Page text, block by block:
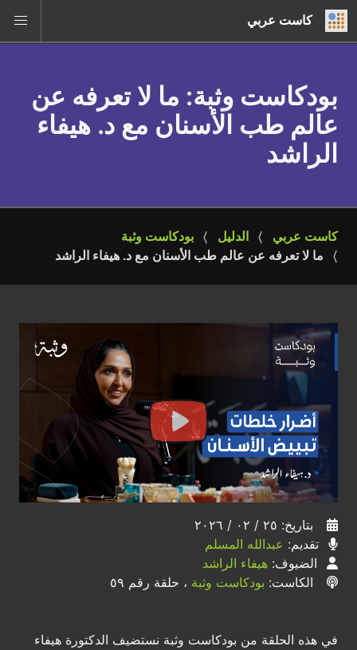
كاست عربي
بودكاست وثبة: ما لا تعرفه عن
عالم طب الأسنان مع د. هيفاء
الراشد
كاست عربي الدليل
بودكاست وثبة
ما لا تعرفه عن عالم طب الأسنان مع د. هيفاء الراشد
بتاريخ: ٢٥ / ٠٢ / ٢٠٢٦
تقديم: عبدالله المسلم
الضيوف: هيفاء الراشد
الكاست: بودكاست وثبة ، حلقة رقم ٥٩
في هذه الحلقة من بودكاست وثبة نستضيف الدكتورة هيفاء